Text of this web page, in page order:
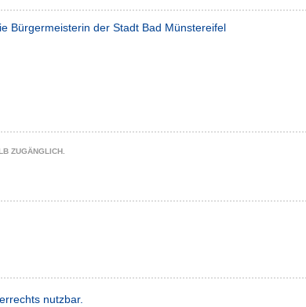
Bürgermeisterin der Stadt Bad Münstereifel
ZUGÄNGLICH.
nutzbar.